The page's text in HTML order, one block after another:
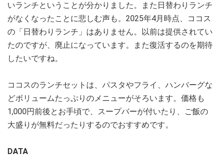
いランチということが分かりました。また日替わりランチ
がなくなったことに悲しむ声も。2025年4月時点、ココス
の「日替わりランチ」はありません。以前は提供されてい
たのですが、廃止になっています。また復活するのを期待
したいですね。
ココスのランチセットは、パスタやフライ、ハンバーグな
どボリュームたっぷりのメニューがそろいます。価格も
1,000円前後とお手頃で、スープバーが付いたり、ご飯の
大盛りが無料だったりするのでおすすめです。
DATA